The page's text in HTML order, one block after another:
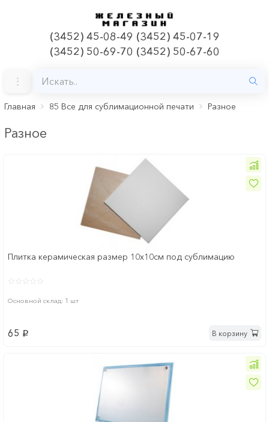
(3452) 45-08-49 (3452) 45-07-19
(3452) 50-69-70 (3452) 50-67-60
Главная 85 Все для сублимационной печати Разное
Разное
Плитка керамическая размер 10х10см под сублимацию
Основной склад: 1 шт
65 p В корзину